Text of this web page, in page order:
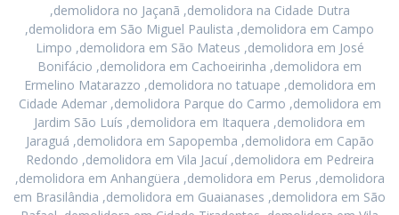
,demolidora no Jaçanã ,demolidora na Cidade Dutra
,demolidora em São Miguel Paulista ,demolidora em Campo
Limpo ,demolidora em São Mateus ,demolidora em José
Bonifácio ,demolidora em Cachoeirinha ,demolidora em
Ermelino Matarazzo ,demolidora no tatuape ,demolidora em
Cidade Ademar ,demolidora Parque do Carmo ,demolidora em
Jardim São Luís ,demolidora em Itaquera ,demolidora em
Jaraguá ,demolidora em Sapopemba ,demolidora em Capão
Redondo ,demolidora em Vila Jacuí ,demolidora em Pedreira
,demolidora em Anhangüera ,demolidora em Perus ,demolidora
em Brasilândia ,demolidora em Guaianases ,demolidora em São